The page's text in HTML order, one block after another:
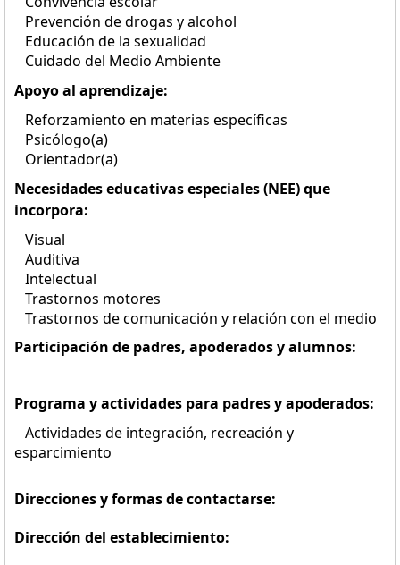
Prevención de drogas y alcohol
Educación de la sexualidad
Cuidado del Medio Ambiente
Apoyo al aprendizaje:
Reforzamiento en materias específicas
Psicólogo(a)
Orientador(a)
Necesidades educativas especiales (NEE) que
incorpora:
Visual
Auditiva
Intelectual
Trastornos motores
Trastornos de comunicación y relación con el medio
Participación de padres, apoderados y alumnos:
Programa y actividades para padres y apoderados:
Actividades de integración, recreación y
esparcimiento
Direcciones y formas de contactarse:
Dirección del establecimiento: